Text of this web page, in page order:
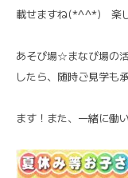
載せますね(*^^*) 楽
あそび場☆まなび場の
したら、随時ご見学も
ます！また、一緒に働